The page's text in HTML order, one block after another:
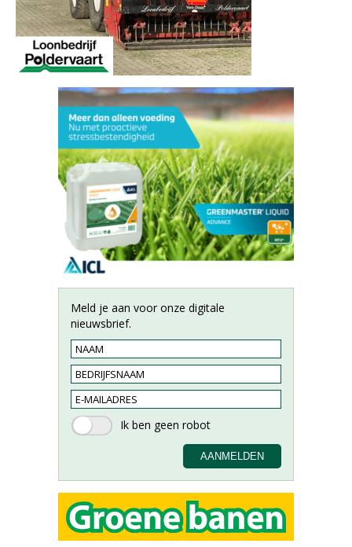
Meld je aan voor onze digitale
nieuwsbrief.